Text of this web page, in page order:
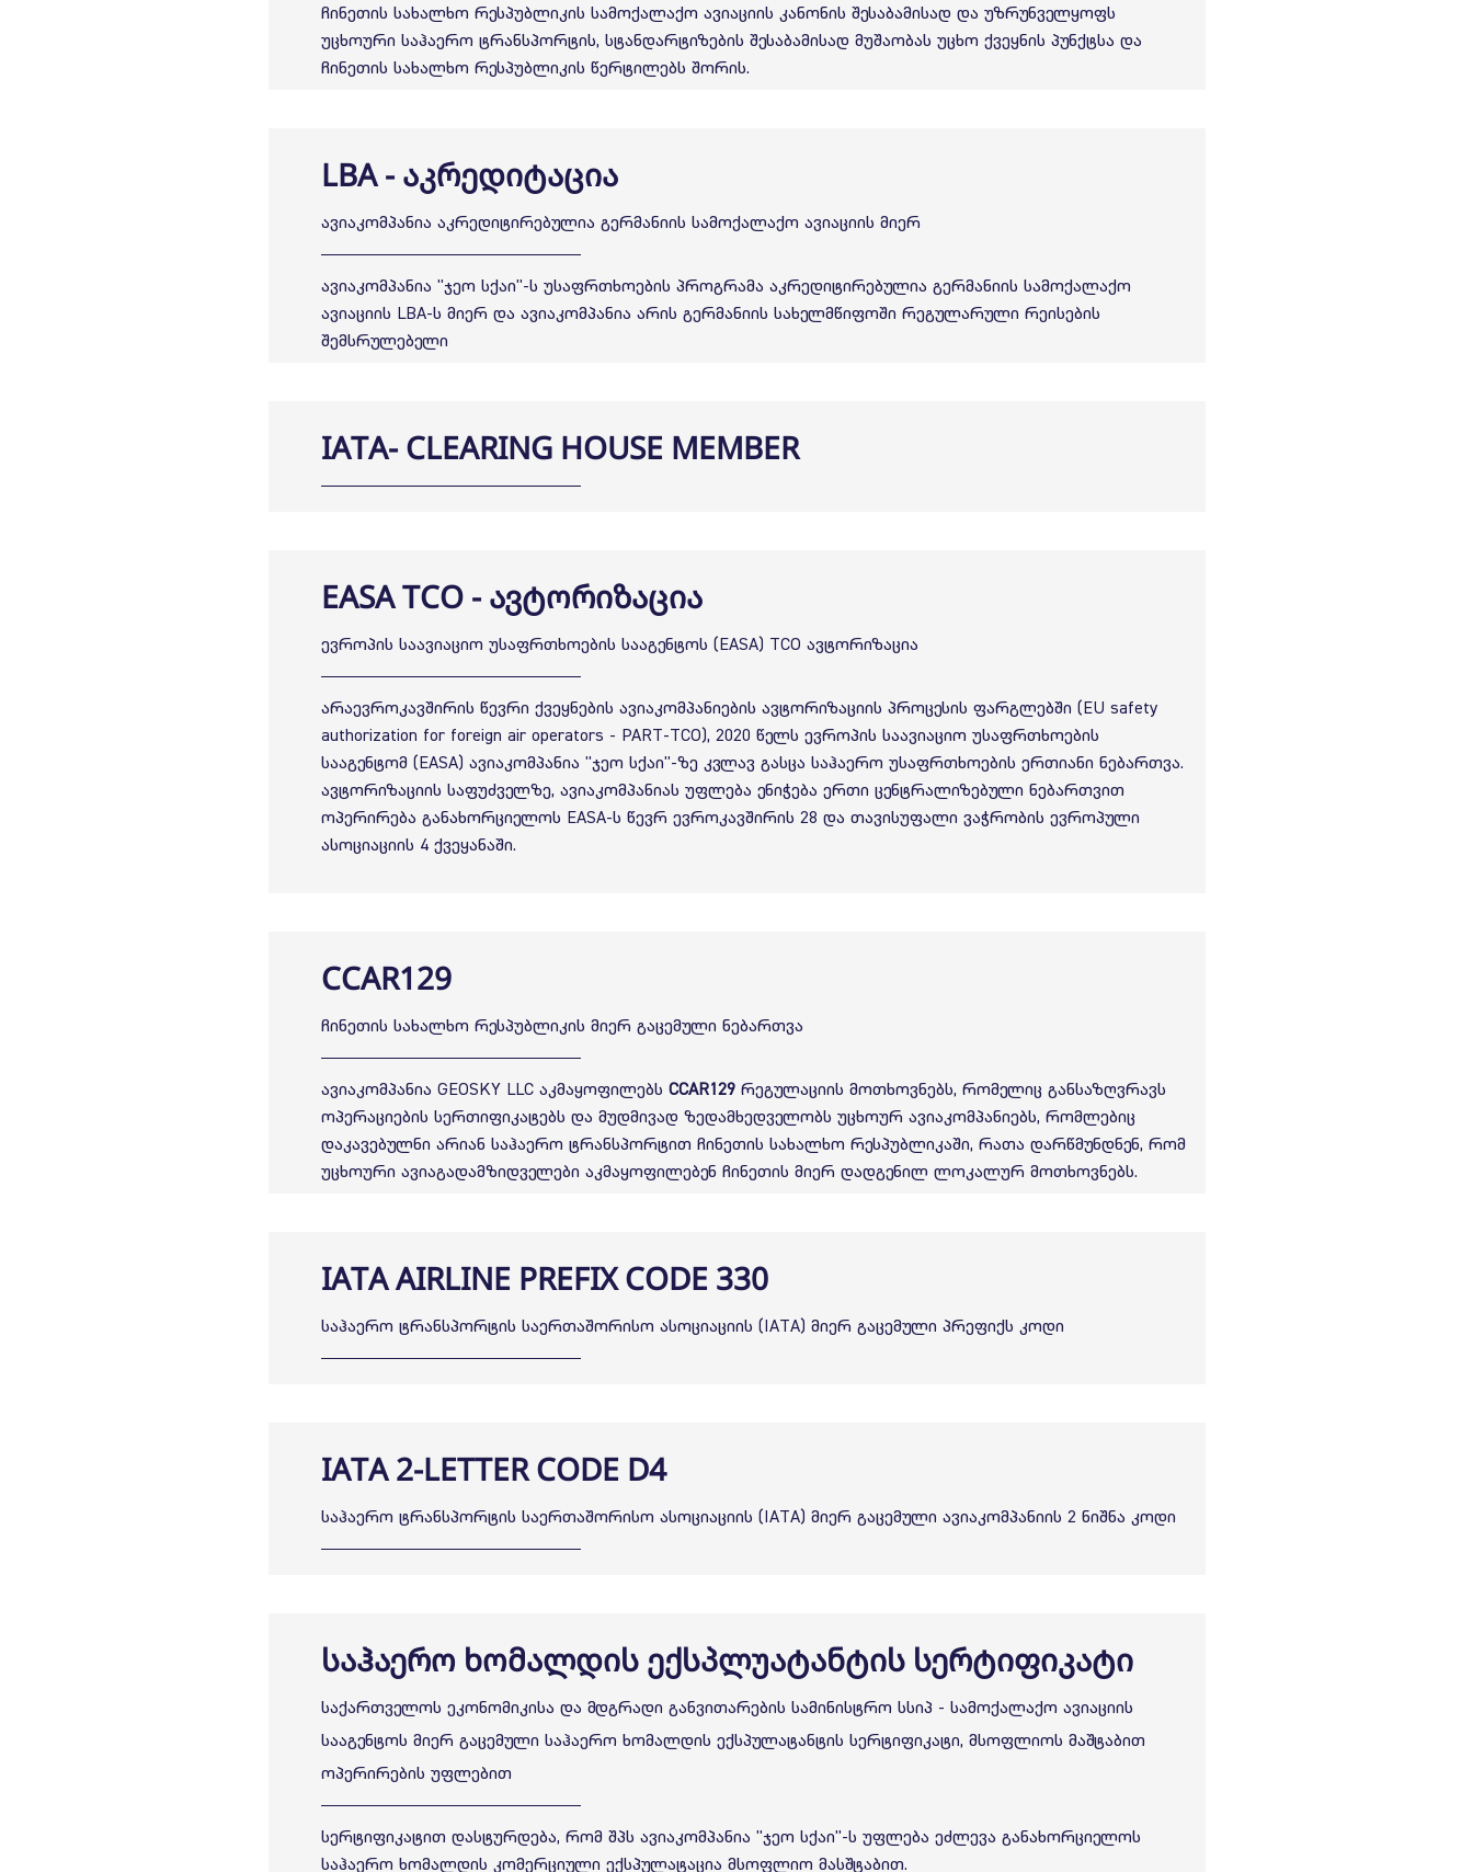
ჩინეთის სახალხო რესპუბლიკის სამოქალაქო ავიაციის კანონის შესაბამისად და უზრუნველყოფს
უცხოური საჰაერო ტრანსპორტის, სტანდარტიზების შესაბამისად მუშაობას უცხო ქვეყნის პუნქტსა და
ჩინეთის სახალხო რესპუბლიკის წერტილებს შორის.
LBA - აკრედიტაცია
ავიაკომპანია აკრედიტირებულია გერმანიის სამოქალაქო ავიაციის მიერ
ავიაკომპანია "ჯეო სქაი"-ს უსაფრთხოების პროგრამა აკრედიტირებულია გერმანიის სამოქალაქო
ავიაციის LBA-ს მიერ და ავიაკომპანია არის გერმანიის სახელმწიფოში რეგულარული რეისების
შემსრულებელი
IATA- CLEARING HOUSE MEMBER
EASA TCO - ავტორიზაცია
ევროპის საავიაციო უსაფრთხოების სააგენტოს (EASA) TCO ავტორიზაცია
არაევროკავშირის წევრი ქვეყნების ავიაკომპანიების ავტორიზაციის პროცესის ფარგლებში (EU safety
authorization for foreign air operators - PART-TCO), 2020 წელს ევროპის საავიაციო უსაფრთხოების
სააგენტომ (EASA) ავიაკომპანია "ჯეო სქაი"-ზე კვლავ გასცა საჰაერო უსაფრთხოების ერთიანი ნებართვა.
ავტორიზაციის საფუძველზე, ავიაკომპანიას უფლება ენიჭება ერთი ცენტრალიზებული ნებართვით
ოპერირება განახორციელოს EASA-ს წევრ ევროკავშირის 28 და თავისუფალი ვაჭრობის ევროპული
ასოციაციის 4 ქვეყანაში.
CCAR129
ჩინეთის სახალხო რესპუბლიკის მიერ გაცემული ნებართვა
ავიაკომპანია GEOSKY LLC აკმაყოფილებს CCAR129 რეგულაციის მოთხოვნებს, რომელიც განსაზღვრავს
ოპერაციების სერთიფიკატებს და მუდმივად ზედამხედველობს უცხოურ ავიაკომპანიებს, რომლებიც
დაკავებულნი არიან საჰაერო ტრანსპორტით ჩინეთის სახალხო რესპუბლიკაში, რათა დარწმუნდნენ, რომ
უცხოური ავიაგადამზიდველები აკმაყოფილებენ ჩინეთის მიერ დადგენილ ლოკალურ მოთხოვნებს.
IATA AIRLINE PREFIX CODE 330
საჰაერო ტრანსპორტის საერთაშორისო ასოციაციის (IATA) მიერ გაცემული პრეფიქს კოდი
IATA 2-LETTER CODE D4
საჰაერო ტრანსპორტის საერთაშორისო ასოციაციის (IATA) მიერ გაცემული ავიაკომპანიის 2 ნიშნა კოდი
საჰაერო ხომალდის ექსპლუატანტის სერტიფიკატი
საქართველოს ეკონომიკისა და მდგრადი განვითარების სამინისტრო სსიპ - სამოქალაქო ავიაციის
სააგენტოს მიერ გაცემული საჰაერო ხომალდის ექსპულატანტის სერტიფიკატი, მსოფლიოს მაშტაბით
ოპერირების უფლებით
სერტიფიკატით დასტურდება, რომ შპს ავიაკომპანია "ჯეო სქაი"-ს უფლება ეძლევა განახორციელოს
საჰაერო ხომალდის კომერციული ექსპულატაცია მსოფლიო მასშტაბით.